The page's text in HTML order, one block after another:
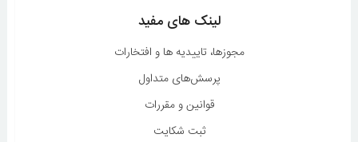
لینک های مفید
مجوزها، تاییدیه ها و افتخارات
پرسش‌های متداول
قوانین و مقررات
ثبت شکایت